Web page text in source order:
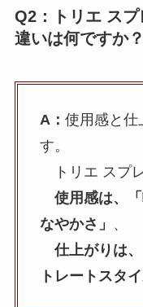
Q2：トリエ ス
違いは何ですか？
A： 使用感と仕
す。
トリエ スプ
使用感は、
なやかさ」 、
仕上がりは、
トレートスタイ